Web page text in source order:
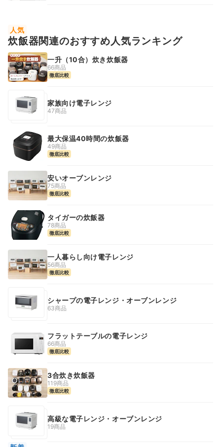
人気
炊飯器関連のおすすめ人気ランキング
一升（10合）炊き炊飯器
66商品
徹底比較
家族向け電子レンジ
47商品
最大保温40時間の炊飯器
49商品
徹底比較
安いオーブンレンジ
75商品
徹底比較
タイガーの炊飯器
78商品
徹底比較
一人暮らし向け電子レンジ
56商品
徹底比較
シャープの電子レンジ・オーブンレンジ
63商品
フラットテーブルの電子レンジ
66商品
徹底比較
3合炊き炊飯器
119商品
徹底比較
高級な電子レンジ・オーブンレンジ
19商品